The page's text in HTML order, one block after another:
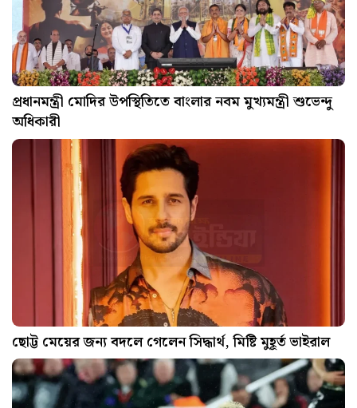
প্রধানমন্ত্রী মোদির উপস্থিতিতে বাংলার নবম মুখ্যমন্ত্রী শুভেন্দু
অধিকারী
ছোট্ট মেয়ের জন্য বদলে গেলেন সিদ্ধার্থ, মিষ্টি মুহূর্ত ভাইরাল